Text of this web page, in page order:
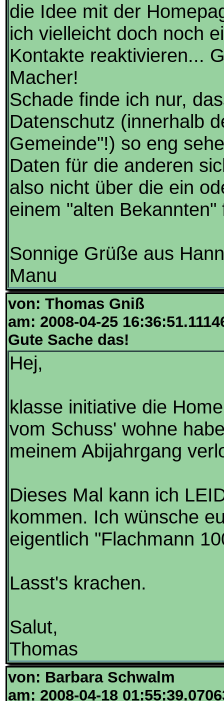
die Idee mit der
ich vielleicht doch noch
Kontakte reaktivieren...
Macher!
Schade finde ich nur,
Datenschutz (innerhalb
Gemeinde"!) so eng
Daten für die anderen
also nicht über die ein
einem "alten Bekannten"
Sonnige Grüße aus
Manu
von: Thomas Gniß
am: 2008-04-25
Gute Sache das!
Hej,
klasse initiative die
vom Schuss' wohne
meinem Abijahrgang
Dieses Mal kann ich
kommen. Ich wünsche
eigentlich "Flachmann
Lasst's krachen.
Salut,
Thomas
von: Barbara Schwalm
am: 2008-04-18